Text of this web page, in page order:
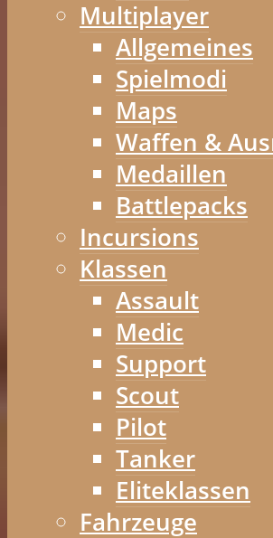
Multiplayer
Allgemeines
Spielmodi
Maps
Waffen &
Medaillen
Battlepacks
Incursions
Klassen
Assault
Medic
Support
Scout
Pilot
Tanker
Eliteklassen
Fahrzeuge